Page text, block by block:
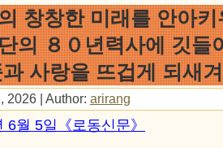
창창한 미래를 안아
의 ８０년력사에 깃들
사랑을 뜨겁게 되새
2026 | Author: arirang
6월 5일《로동신문》